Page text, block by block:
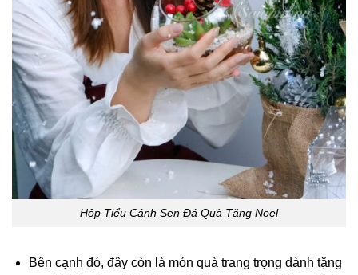
Hộp Tiểu Cảnh Sen Đá Quà Tặng Noel
Bên cạnh đó, đây còn là món quà trang trọng dành tặng